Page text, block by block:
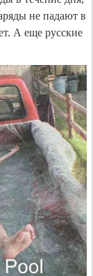
не падают в
А еще русские